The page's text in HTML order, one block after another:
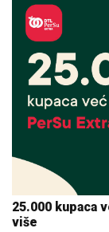
25.000 kupaca
više